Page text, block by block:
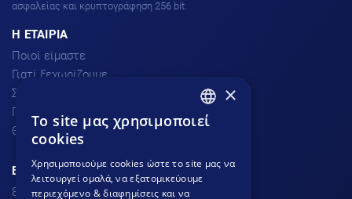
ασφαλείας και κρυπτογράφηση 256 bit.
H ΕΤΑΙΡΙΑ
Ποιοί είμαστε
Γιατί ξεχωρίζουμε
Σχόλια πελατών
Προσφορές
Θέσεις Εργασίας
ΕΞΥΠΗΡΕΤΗΣΗ ΠΕΛΑΤΩΝ
801.300.3520 - 210.953.6767
GREEK
×
To site μας χρησιμοποιεί
cookies
Χρησιμοποιούμε cookies ώστε το site μας να
λειτουργεί ομαλά, να εξατομικεύουμε
περιεχόμενο & διαφημίσεις και να